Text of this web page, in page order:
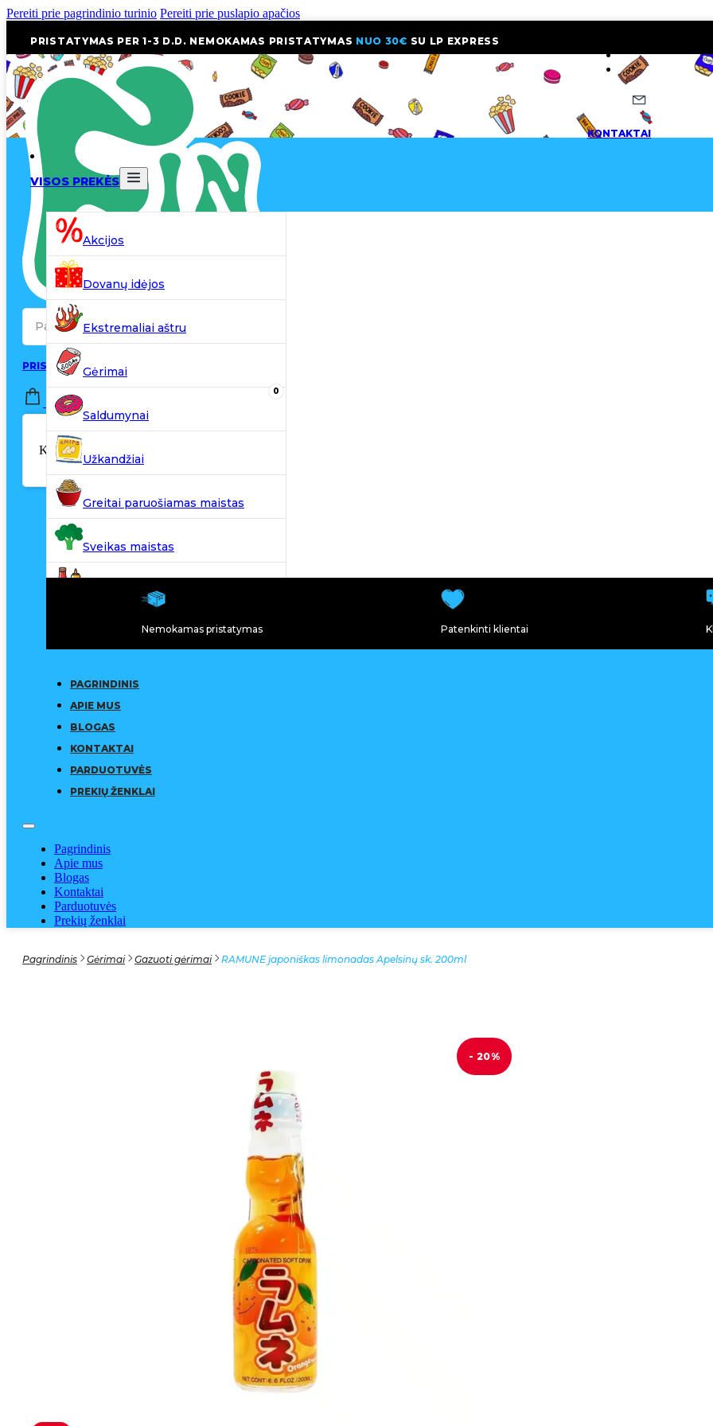
Pereiti prie pagrindinio turinio Pereiti prie puslapio apačios
PRISTATYMAS PER 1-3 D.D. NEMOKAMAS PRISTATYMAS NUO 30€ SU LP EXPRESS
KONTAKTAI
Search
PRISIJUNGTI / REGISTRUOTIS
0,00€
Krepšelyje nėra produktų.
0
VISOS PREKĖS
Akcijos
Dovanų idėjos
Ekstremaliai aštru
Gėrimai
Saldumynai
Užkandžiai
Greitai paruošiamas maistas
Sveikas maistas
Kiti produktai
Nemokamas pristatymas Patenkinti klientai
PAGRINDINIS
APIE MUS
BLOGAS
KONTAKTAI
PARDUOTUVĖS
PREKIŲ ŽENKLAI
Pagrindinis
Apie mus
Blogas
Kontaktai
Parduotuvės
Prekių ženklai
Pagrindinis Gėrimai Gazuoti gėrimai RAMUNE japoniškas limonadas Apelsinų sk. 200ml
- 20%